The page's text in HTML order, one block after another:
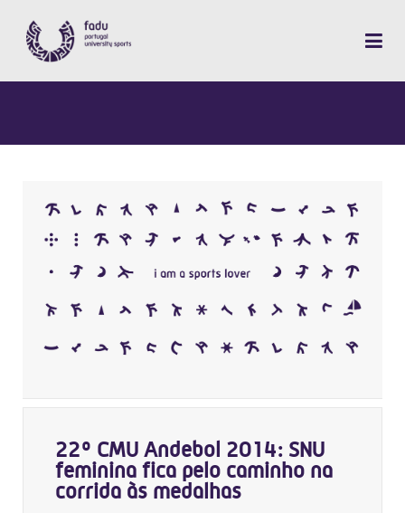
22º CMU Andebol 2014: SNU
feminina fica pelo caminho na
corrida às medalhas